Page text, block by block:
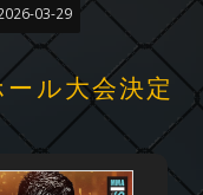
03-29
ル大会決定